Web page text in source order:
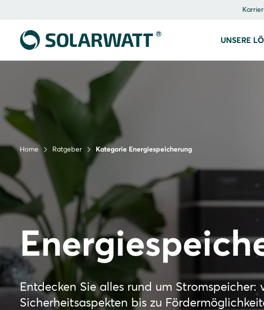
UNSERE
Home Ratgeber Kategorie Energiespeicherung
Entdecken Sie alles rund um Stromspeicher:
Sicherheitsaspekten bis zu